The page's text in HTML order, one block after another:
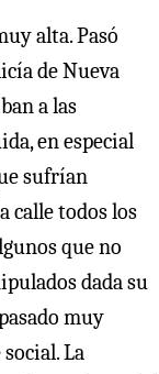
alta. Pasó
de Nueva
a las
en especial
sufrían
calle todos los
que no
dada su
muy
La